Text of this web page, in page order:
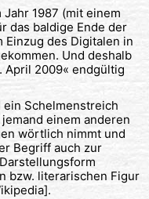
Jahr 1987 (mit einem
das baldige Ende der
Einzug des Digitalen in
Und deshalb
April 2009« endgültig
Schelmenstreich
einem anderen
wörtlich nimmt und
Begriff auch zur
bzw. literarischen Figur